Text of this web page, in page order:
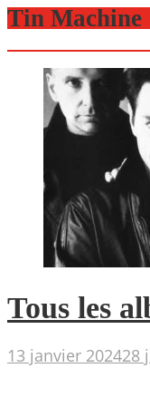
Tin Machine
Tous les
13 janvier 202428